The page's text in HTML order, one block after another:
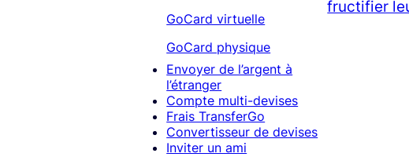
GoCard virtuelle
GoCard physique
Envoyer de l’argent à
l’étranger
Compte multi-devises
Frais TransferGo
Convertisseur de devises
Inviter un ami
fructifier